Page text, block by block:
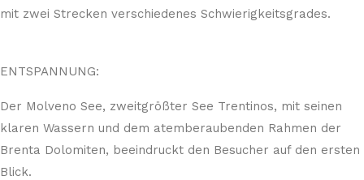
mit zwei Strecken verschiedenes Schwierigkeitsgrades.
ENTSPANNUNG:
Der Molveno See, zweitgrößter See Trentinos, mit seinen
klaren Wassern und dem atemberaubenden Rahmen der
Brenta Dolomiten, beeindruckt den Besucher auf den ersten
Blick.